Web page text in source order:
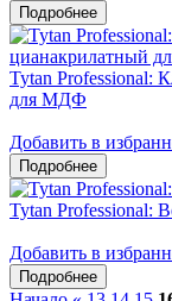
Tytan Professional:
для МДФ
Добавить в
Tytan Professional:
Добавить в